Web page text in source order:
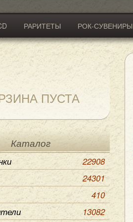
РАРИТЕТЫ РОК-СУВЕНИРЫ
ПУСТА
Каталог
22908
24301
410
13082